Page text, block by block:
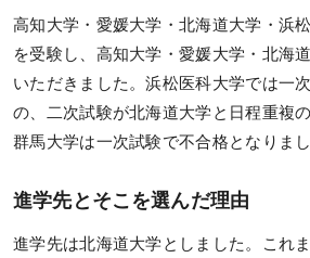
生命科学テストバンク(基礎編)
生命科学テストバンク(標準編)
受講案内
[27年度] 受講料
高知大学・愛媛大学・北海道大学・浜
を受験し、高知大学・愛媛大学・北海
いただきました。浜松医科大学では一
の、二次試験が北海道大学と日程重複
群馬大学は一次試験で不合格となりまし
進学先とそこを選んだ理由
進学先は北海道大学としました。これ